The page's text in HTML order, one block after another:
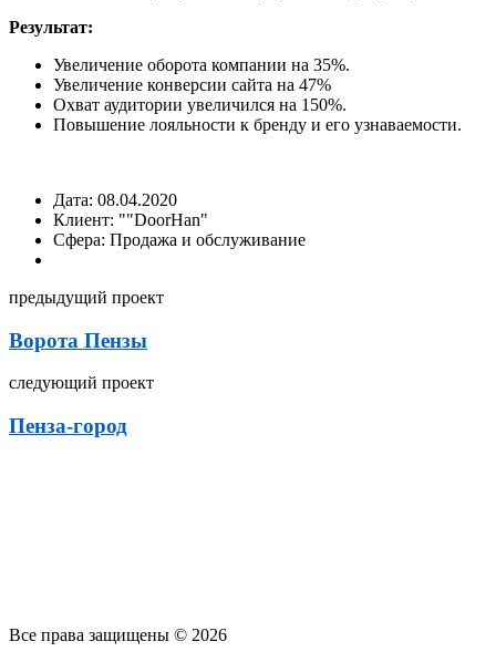
Результат:
Увеличение оборота компании на 35%.
Увеличение конверсии сайта на 47%
Охват аудитории увеличился на 150%.
Повышение лояльности к бренду и его узнаваемости.
Дата: 08.04.2020
Клиент: ""DoorHan"
Сфера: Продажа и обслуживание
предыдущий проект
Ворота Пензы
следующий проект
Пенза-город
Все права защищены © 2026